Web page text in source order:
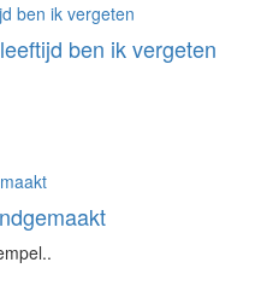
ben ik vergeten